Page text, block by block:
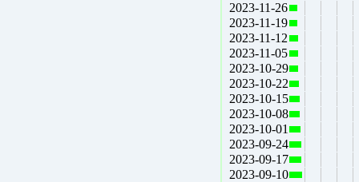
2023-11-26
2023-11-19
2023-11-12
2023-11-05
2023-10-29
2023-10-22
2023-10-15
2023-10-08
2023-10-01
2023-09-24
2023-09-17
2023-09-10